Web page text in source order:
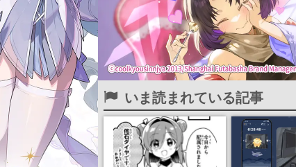
いま読まれている記事